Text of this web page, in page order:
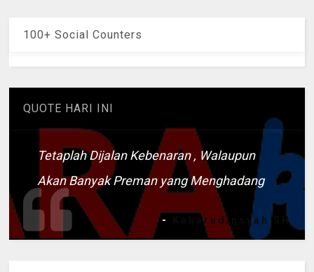
100+ Social Counters
QUOTE HARI INI
Tetaplah Dijalan Kebenaran , Walaupun
Akan Banyak Preman yang Menghadang
- Kaharudinsyah SH